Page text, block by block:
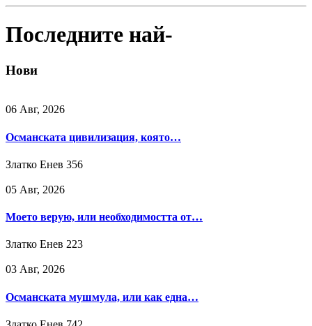
Последните най-
Нови
06 Авг, 2026
Османската цивилизация, която…
Златко Енев 356
05 Авг, 2026
Моето верую, или необходимостта от…
Златко Енев 223
03 Авг, 2026
Османската мушмула, или как една…